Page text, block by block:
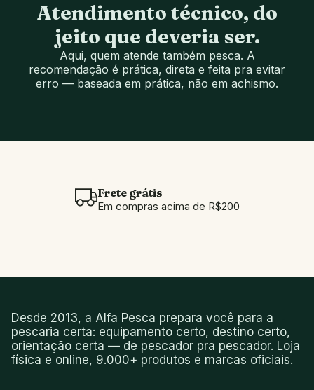
Atendimento técnico, do
jeito que deveria ser.
Aqui, quem atende também pesca. A
recomendação é prática, direta e feita pra evitar
erro — baseada em prática, não em achismo.
Frete grátis
Em compras acima de R$200
Desde 2013, a Alfa Pesca prepara você para a
pescaria certa: equipamento certo, destino certo,
orientação certa — de pescador pra pescador. Loja
física e online, 9.000+ produtos e marcas oficiais.